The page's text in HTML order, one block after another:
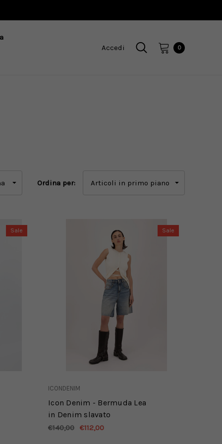
Accedi
0
Ordina per:
Sale Sale
ICONDENIM
Icon Denim - Bermuda Lea
in Denim slavato
€140,00 €112,00